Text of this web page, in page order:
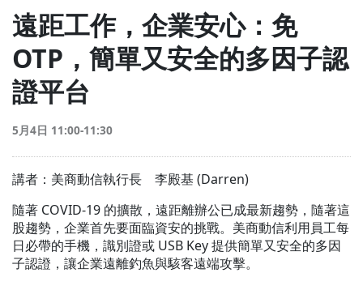
遠距工作，企業安心：免
OTP，簡單又安全的多因子認
證平台
5月4日 11:00-11:30
講者：美商動信執行長 李殿基 (Darren)
隨著 COVID-19 的擴散，遠距離辦公已成最新趨勢，隨著這
股趨勢，企業首先要面臨資安的挑戰。美商動信利用員工每
日必帶的手機，識別證或 USB Key 提供簡單又安全的多因
子認證，讓企業遠離釣魚與駭客遠端攻擊。